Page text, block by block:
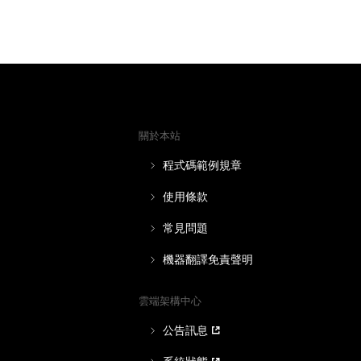
關於本站
程式碼範例規章
使用條款
常見問題
機器翻譯免責聲明
雲端架構中心
公告訊息